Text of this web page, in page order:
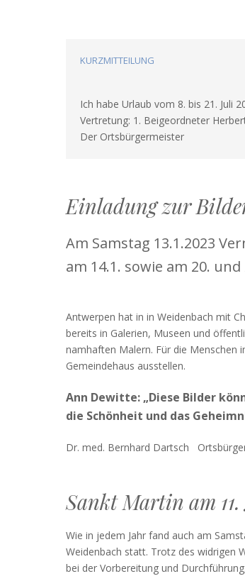
FORMAT
KURZMITTEILUNG
Ich habe Urlaub vom 8. bis 21. Juli
Vertretung: 1. Beigeordneter
Der Ortsbürgermeister
Einladung zur
Am Samstag 13.1.2023
am 14.1. sowie am 20.
Antwerpen hat in in Weidenbach mit
bereits in Galerien, Museen und
namhaften Malern. Für die Menschen
Gemeindehaus ausstellen.
Ann Dewitte: „Diese Bilder
die Schönheit und das
Dr. med. Bernhard Dartsch
Sankt Martin am 11.
Wie in jedem Jahr fand auch am
Weidenbach statt. Trotz des widrigen
bei der Vorbereitung und